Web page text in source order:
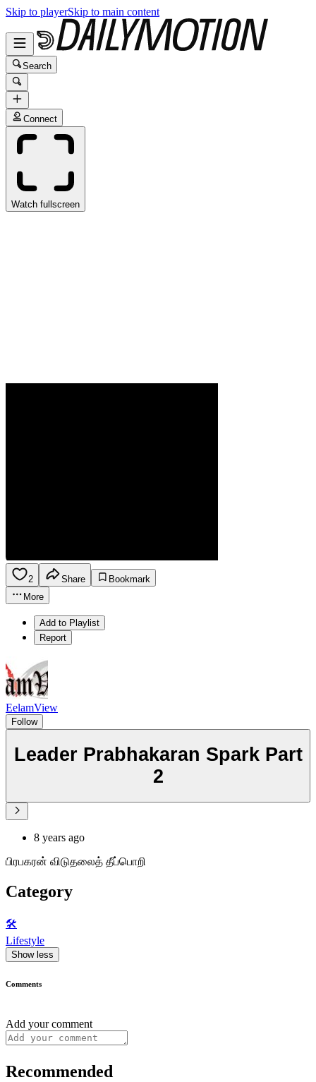
Skip to playerSkip to main content
Search
Connect
Watch fullscreen
2 Share
Bookmark
More
Add to Playlist
Report
EelamView
Follow
Leader Prabhakaran Spark Part
2
8 years ago
பிரபகரன் விடுதலைத் தீப்பொறி
Category
🛠️
Lifestyle
Show less
Comments
Add your comment
Recommended